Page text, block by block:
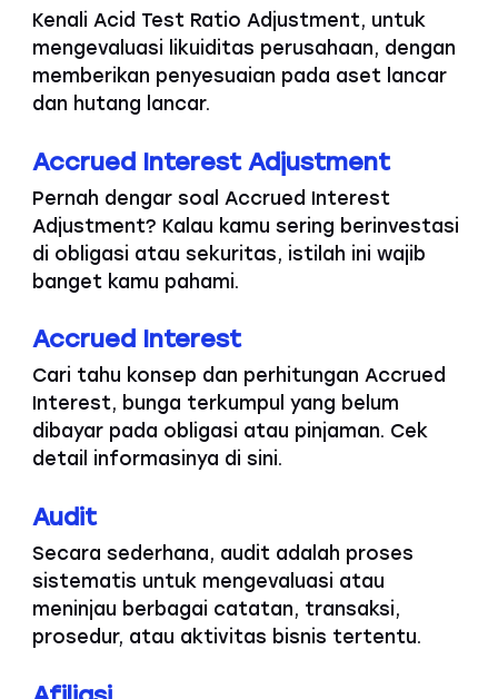
Kenali Acid Test Ratio Adjustment, untuk
mengevaluasi likuiditas perusahaan, dengan
memberikan penyesuaian pada aset lancar
dan hutang lancar.
Accrued Interest Adjustment
Pernah dengar soal Accrued Interest
Adjustment? Kalau kamu sering berinvestasi
di obligasi atau sekuritas, istilah ini wajib
banget kamu pahami.
Accrued Interest
Cari tahu konsep dan perhitungan Accrued
Interest, bunga terkumpul yang belum
dibayar pada obligasi atau pinjaman. Cek
detail informasinya di sini.
Audit
Secara sederhana, audit adalah proses
sistematis untuk mengevaluasi atau
meninjau berbagai catatan, transaksi,
prosedur, atau aktivitas bisnis tertentu.